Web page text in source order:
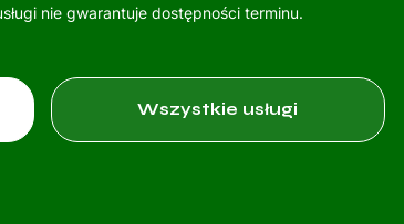
nie gwarantuje dostępności terminu.
Wszystkie usługi